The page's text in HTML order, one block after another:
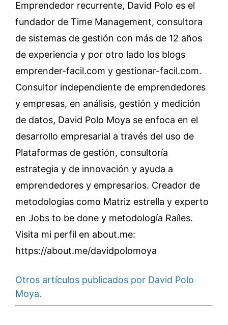
Emprendedor recurrente, David Polo es el
fundador de Time Management, consultora
de sistemas de gestión con más de 12 años
de experiencia y por otro lado los blogs
emprender-facil.com y gestionar-facil.com.
Consultor independiente de emprendedores
y empresas, en análisis, gestión y medición
de datos, David Polo Moya se enfoca en el
desarrollo empresarial a través del uso de
Plataformas de gestión, consultoría
estrategia y de innovación y ayuda a
emprendedores y empresarios. Creador de
metodologías como Matriz estrella y experto
en Jobs to be done y metodología Raíles.
Visita mi perfil en about.me:
https://about.me/davidpolomoya
Otros artículos publicados por David Polo
Moya.